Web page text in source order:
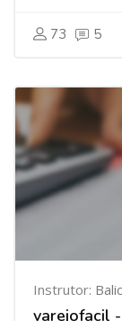
73 5
Instrutor:
varejofacil